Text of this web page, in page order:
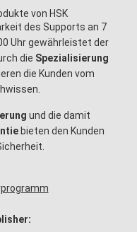
von HSK
des Supports an 7
Uhr gewährleistet der
die Spezialisierung
die Kunden vom
und die damit
bieten den Kunden